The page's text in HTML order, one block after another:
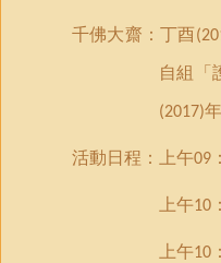
千佛大齋：丁酉
自組「
(2017)
活動日程：上午09 ：
上午10 ：
上午10 ：